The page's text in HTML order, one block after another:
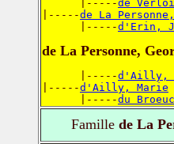
      |-----
de
|-----de La
      |-----
d'Erin,
de La Personne,
      |-----
d'Ailly,
|-----d'Ailly, Marie
      |-----
du
Famillede La